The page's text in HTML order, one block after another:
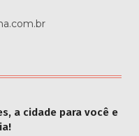
a cidade para você e